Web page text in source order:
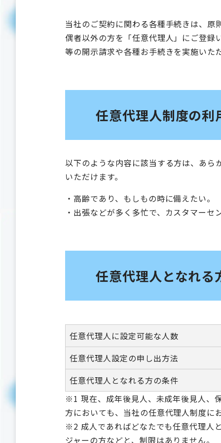
当社のご契約に関わる各種手続きは、
偶者以外の方を「任意代理⼈」にご登
等の開⽰請求や各種お⼿続きを実施いた
任意代理人制度の
以下のような内容に該当する方は、あ
いただけます。
・高齢であり、もしもの時に備えたい。
・出張などが多く多忙で、カスタマー
任意代理人となれる
任意代理人に設定可能な人数
任意代理人設定の申し出方法
任意代理人となれる方の条件
※1 現在、成年後見人、未成年後見人、
方においても、当社の任意代理人制度
※2 成人であればどなたでも任意代理人
ジャーの方などと、制限はありません。